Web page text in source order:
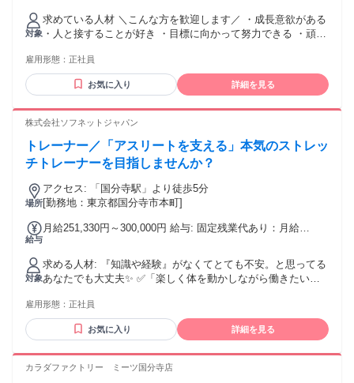
9162円（固定残業時間：1ヶ月あたり32時間） 固定残業時間
を超えた勤務時間については別途残業代を支給する 【一律手
当】 全員に一律で支払われる通勤・皆勤・家族手当金額：あ
り 全員に一律で支払われるその他手当金額：あり ◇交通費支
5,000~15,000円 ※一定の支給条件あり) ◇結婚祝い金制度(※
一定の支給条件あり) 試用・研修期間：3ヶ月 試用・研修期間
の条件：本採用と同じ
対象
求めている人材 ＼こんな方を歓迎します／ ・成長意欲がある
・人と接することが好き ・目標に向かって努力できる ・頑張
「美容が好き」だけで終わらせない。 自分自身の可能性を広
げながら、理想のキャリアを実現できる環境です。
雇用形態： 正社員
お気に入り 詳細を見る
株式会社ソフネットジャパン
トレーナー／「アスリートを支える」本気のストレッ
チトレーナーを目指しませんか？
場所
アクセス: 「国分寺駅」より徒歩5分
[勤務地：東京都国分寺市本町]
給与
月給251,330円～300,000円 給与: 固定残業代あり：月給
￥55,170（36時間相当分）を含む。36時間を超える残業代は
追加で支給する。
対象
求める人材: 『知識や経験』がなくてとても不安。と思ってる
あなたでも大丈夫✨ ✅「楽しく体を動かしながら働きたい」
トも大切にしたい」 ✅「スポーツ経験を活かした仕事をした
い」 そんな気持ちがあれば、十分スタートライン！ 今は自信
がなくても大丈夫。 お客様と向き合う中で、指名される自
ジャパンで、自分らしい働き方を選びませんか？
雇用形態： 正社員
お気に入り 詳細を見る
カラダファクトリー ミーツ国分寺店